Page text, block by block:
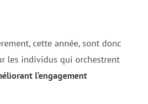
cette année, sont donc
les individus qui orchestrent
l’engagement